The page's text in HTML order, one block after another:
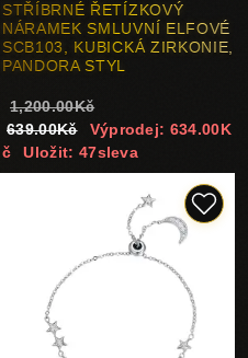
STŘÍBRNÉ ŘETÍZKOVÝ
NÁRAMEK SMLUVNÍ ELFOVÉ
SCB103, KUBICKÁ ZIRKONIE,
PANDORA STYL
1,200.00Kč
639.00Kč
Výprodej: 634.00K
č
Uložit: 47sleva